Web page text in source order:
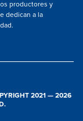
productores y
dedican a la
2021 — 2026